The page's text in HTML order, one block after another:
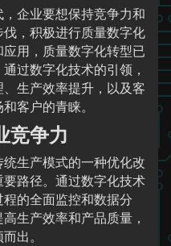
企业要想保持竞争力和
，积极进行质量数字化
用，质量数字化转型已
过数字化技术的引领，
生产效率提升，以及客
客户的青睐。
竞争力
生产模式的一种优化改
路径。通过数字化技术
的全面监控和数据分
生产效率和产品质量，
出。